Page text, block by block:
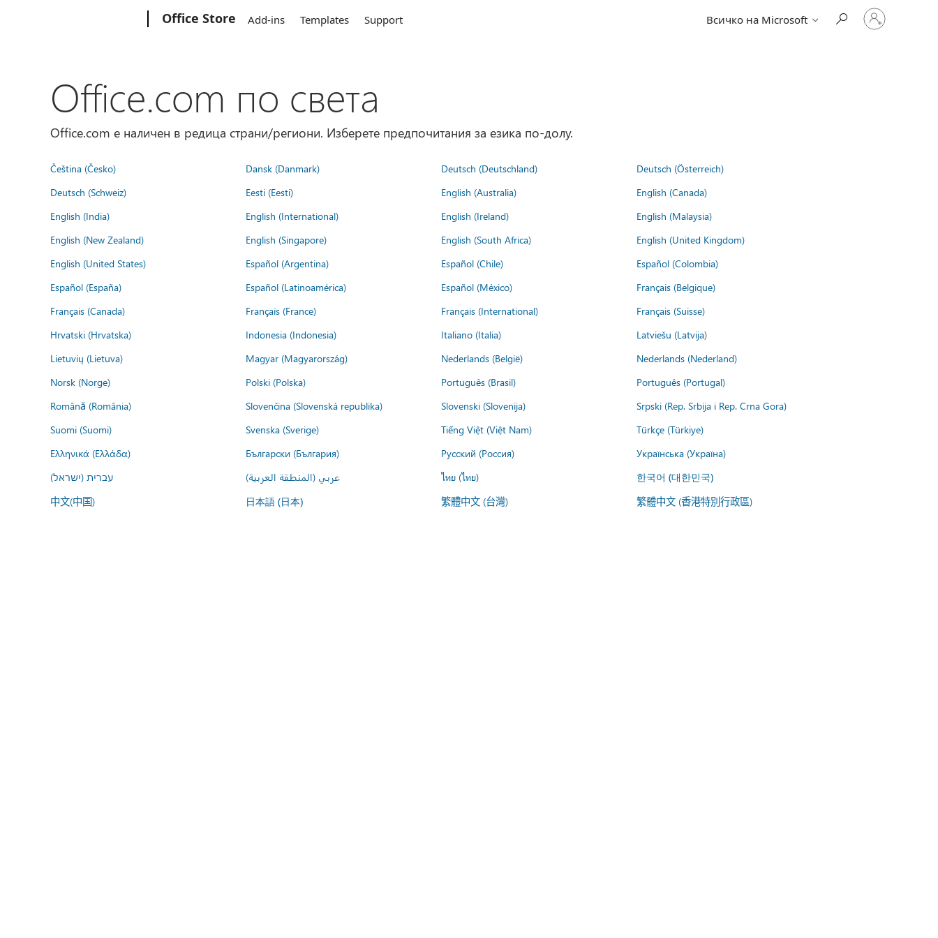
Office Store Add-ins Templates Support Всичко на Microsoft
Влезте
във
вашия
Office.com по света
Office.com е наличен в редица страни/региони. Изберете предпочитания за езика по-долу.
Čeština (Česko) Dansk (Danmark) Deutsch (Deutschland)
Deutsch (Österreich)
Deutsch (Schweiz)
Eesti (Eesti) English (Australia)
English (Canada)
English (India)
English (International) English (Ireland)
English (Malaysia)
English (New Zealand)
English (Singapore) English (South Africa)
English (United Kingdom)
English (United States)
Español (Argentina) Español (Chile)
Español (Colombia)
Español (España)
Español (Latinoamérica) Español (México)
Français (Belgique)
Français (Canada)
Français (France) Français (International)
Français (Suisse)
Hrvatski (Hrvatska)
Indonesia (Indonesia) Italiano (Italia)
Latviešu (Latvija)
Lietuvių (Lietuva)
Magyar (Magyarország) Nederlands (België)
Nederlands (Nederland)
Norsk (Norge)
Polski (Polska) Português (Brasil)
Português (Portugal)
Română (România)
Slovenčina (Slovenská republika) Slovenski (Slovenija)
Srpski (Rep. Srbija i Rep. Crna Gora)
Suomi (Suomi)
Svenska (Sverige) Tiếng Việt (Việt Nam)
Türkçe (Türkiye)
Ελληνικά (Ελλάδα)
Български (България) Русский (Россия)
Українська (Україна)
עברית (ישראל)
عربي (المنطقة العربية) ไทย (ไทย) 한국어 (대한민국)
中文(中国) 日本語 (日本) 繁體中文 (台灣) 繁體中文 (香港特別行政區)